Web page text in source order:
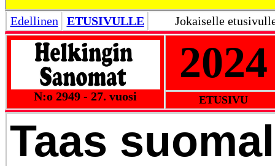
Edellinen ETUSIVULLE Jokaiselle
N:o 2949 - 27. vuosi
2024
ETUSIVU
Taas